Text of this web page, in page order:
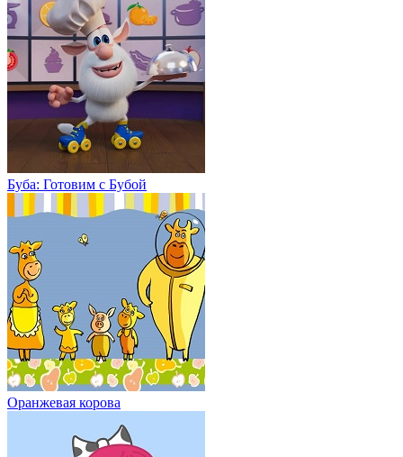
Буба: Готовим с Бубой
Оранжевая корова